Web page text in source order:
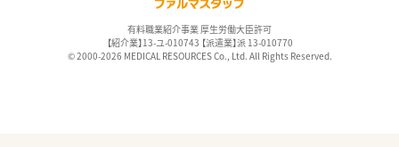
有料職業紹介事業 厚生労働大臣許可
【紹介業】13-ユ-010743 【派遣業】派 13-010770
© 2000-2026 MEDICAL RESOURCES Co., Ltd. All Rights Reserved.